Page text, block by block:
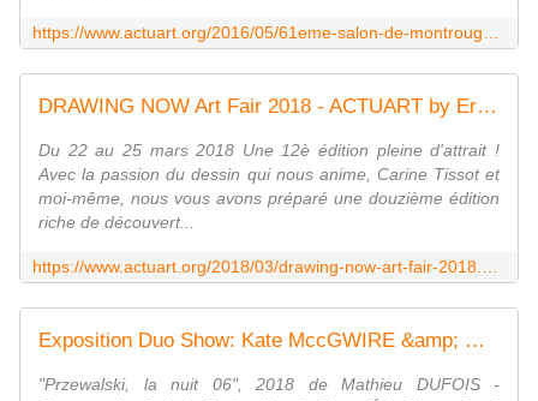
DRAWING NOW Art Fair 2018 - ACTUART by Eric SIMON
Du 22 au 25 mars 2018 Une 12è édition pleine d'attrait !
Avec la passion du dessin qui nous anime, Carine Tissot et
moi-même, nous vous avons préparé une douzième édition
riche de découvert...
Exposition Duo Show: Kate MccGWIRE &amp; Mathieu DUFOIS "Ce monde-ci et l'autre" - ACTUART by Eric SIMON
"Przewalski, la nuit 06", 2018 de Mathieu DUFOIS -